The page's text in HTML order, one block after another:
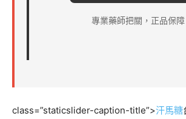
專業藥師把關，正品保障
class=”staticslider-caption-title”>汗馬糖